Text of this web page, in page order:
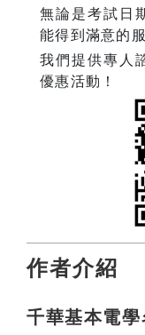
無論是考試日
能得到滿意的服
我們提供專人
優惠活動！
作者介紹
千華基本電